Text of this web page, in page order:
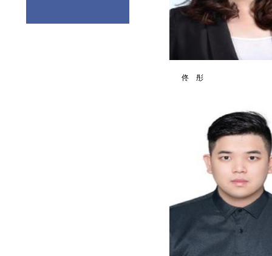
佟 彤